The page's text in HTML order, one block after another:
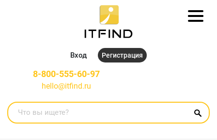
Вход Регистрация
8-800-555-60-97
hello@itfind.ru